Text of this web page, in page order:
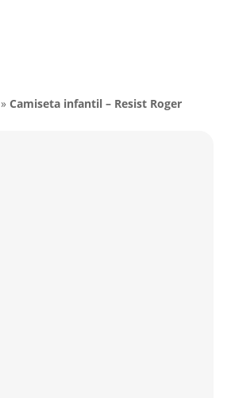
»Camiseta infantil – Resist Roger